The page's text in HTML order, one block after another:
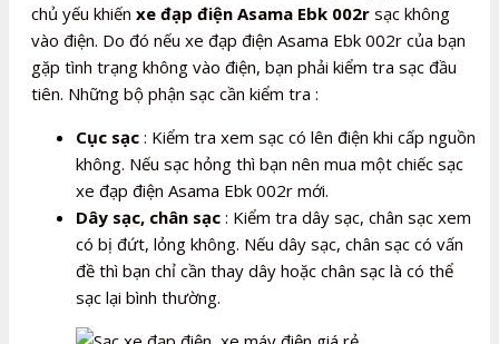
chủ yếu khiến xe đạp điện Asama Ebk 002r sạc không
vào điện. Do đó nếu xe đạp điện Asama Ebk 002r của bạn
gặp tình trạng không vào điện, bạn phải kiểm tra sạc đầu
tiên. Những bộ phận sạc cần kiểm tra :
Cục sạc : Kiểm tra xem sạc có lên điện khi cấp nguồn
không. Nếu sạc hỏng thì bạn nên mua một chiếc sạc
xe đạp điện Asama Ebk 002r mới.
Dây sạc, chân sạc : Kiểm tra dây sạc, chân sạc xem
có bị đứt, lỏng không. Nếu dây sạc, chân sạc có vấn
đề thì bạn chỉ cần thay dây hoặc chân sạc là có thể
sạc lại bình thường.